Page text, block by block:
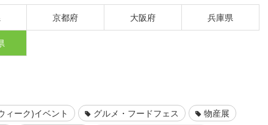
京都府 大阪府 兵庫県
ィーク)イベント グルメ・フードフェス
物産展